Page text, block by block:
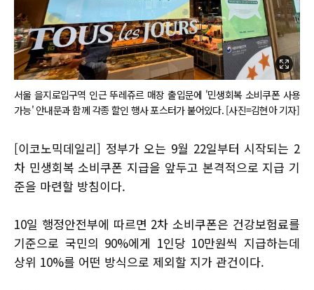
서울 을지로입구역 인근 뚜레쥬르 매장 출입문에 '민생회복 소비쿠폰 사용
가능' 안내문과 함께 각종 할인 행사 포스터가 붙어있다. [사진=김현아 기자]
[이코노믹데일리] 정부가 오는 9월 22일부터 시작되는 2
차 민생회복 소비쿠폰 지급을 앞두고 본격적으로 지급 기
준을 마련할 방침이다.
10일 행정안전부에 따르면 2차 소비쿠폰은 건강보험료를
기준으로 국민의 90%에게 1인당 10만원씩 지급하는데
상위 10%를 어떤 방식으로 제외할 지가 관건이다.